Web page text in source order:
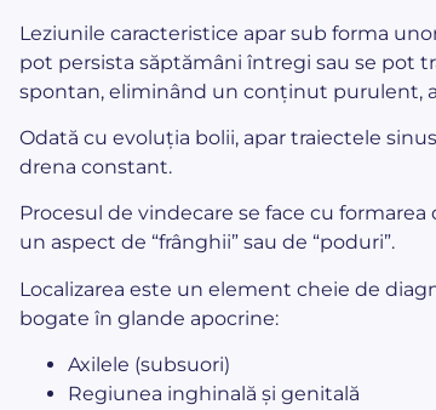
Leziunile caracteristice apar sub forma
pot persista săptămâni întregi sau se pot
spontan, eliminând un conținut purulent,
Odată cu evoluția bolii, apar traiectele
drena constant.
Procesul de vindecare se face cu
un aspect de “frânghii” sau de “poduri”.
Localizarea este un element cheie de
bogate în glande apocrine:
Axilele (subsuori)
Regiunea inghinală și genitală